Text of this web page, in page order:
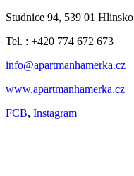
Studnice 94, 539 01 Hlinsko
Tel. : +420 774 672 673
info@apartmanhamerka.cz
www.apartmanhamerka.cz
FCB, Instagram